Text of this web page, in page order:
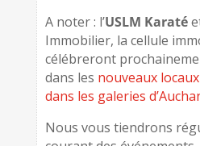
A noter : l’USLM Karaté
Immobilier, la cellule
célébreront
dans les nouveaux
dans les galeries
Nous vous tiendrons